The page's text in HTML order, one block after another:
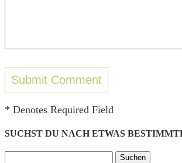
* Denotes Required Field
SUCHST DU NACH ETWAS